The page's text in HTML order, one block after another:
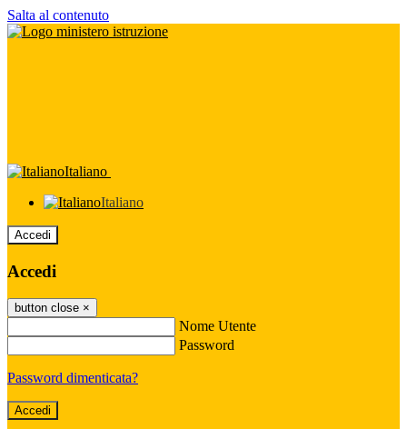
Salta al contenuto
Italiano
Italiano
Accedi
Accedi
button close ×
Nome Utente
Password
Password dimenticata?